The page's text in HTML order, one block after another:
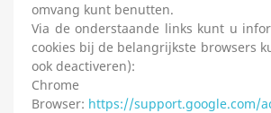
omvang kunt benutten.
Via de onderstaande links kunt u
cookies bij de belangrijkste browsers
ook deactiveren):
Chrome
Browser: https://support.google.com/